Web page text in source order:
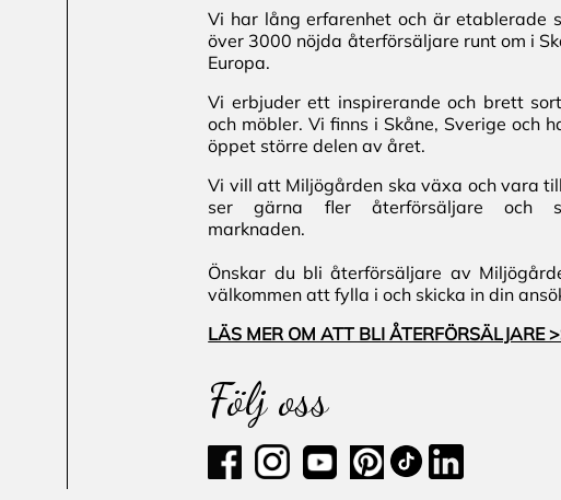
Vi har lång erfarenhet och är etablerade
över 3000 nöjda återförsäljare runt om i
Europa.
Vi erbjuder ett inspirerande och brett
och möbler. Vi finns i Skåne, Sverige och
öppet större delen av året.
Vi vill att Miljögården ska växa och vara
ser gärna fler återförsäljare och
marknaden.
Önskar du bli återförsäljare av
välkommen att fylla i och skicka in din
LÄS MER OM ATT BLI ÅTERFÖRSÄLJARE
Följ oss